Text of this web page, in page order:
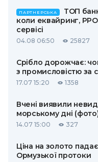
ПАРТНЕРСЬКА
ТОП
коли еквайринг,
сервісі
04.08 06:50 25827
Срібло дорожчає:
з промисловістю за
17.07 15:20 1358
Вчені виявили
морському дні
14.07 15:00 327
Ціна на золото
Ормузької протоки